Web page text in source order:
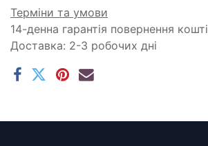
Терміни та умови
14-денна гарантія повернення
Доставка: 2-3 робочих дні